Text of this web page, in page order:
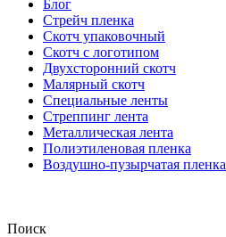
Блог
Стрейч пленка
Скотч упаковочный
Скотч с логотипом
Двухсторонний скотч
Малярный скотч
Специальные ленты
Стреппинг лента
Металлическая лента
Полиэтиленовая пленка
Воздушно-пузырчатая пленка
Поиск